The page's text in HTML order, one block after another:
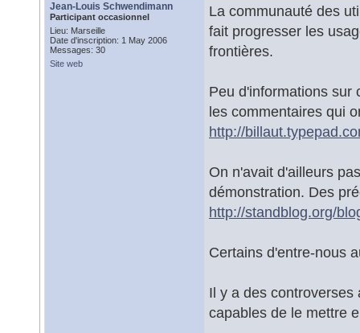
Jean-Louis Schwendimann
Participant occasionnel
Lieu: Marseille
Date d'inscription: 1 May 2006
Messages: 30
Site web
La communauté des
fait progresser les
frontières.
Peu d'informations sur
les commentaires qui
http://
On n'avait d'ailleurs
démonstration. Des
http://standblog.org/
Certains d'entre-nous
Il y a des
capables de le mettre